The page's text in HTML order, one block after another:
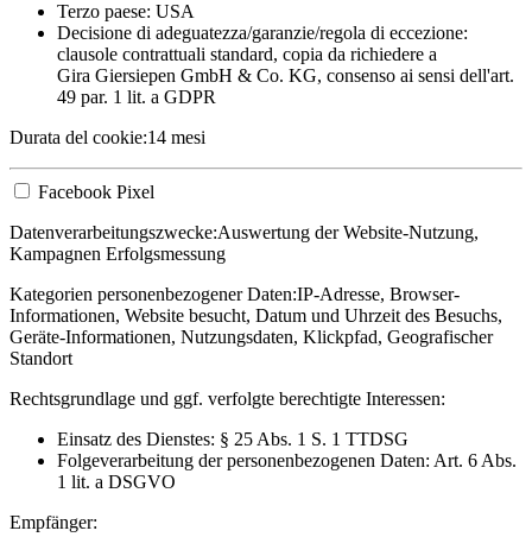
Terzo paese: USA
Decisione di adeguatezza/garanzie/regola di eccezione:
clausole contrattuali standard, copia da richiedere a
Gira Giersiepen GmbH & Co. KG, consenso ai sensi dell'art.
49 par. 1 lit. a GDPR
Durata del cookie:14 mesi
Facebook Pixel
Datenverarbeitungszwecke:Auswertung der Website-Nutzung,
Kampagnen Erfolgsmessung
Kategorien personenbezogener Daten:IP-Adresse, Browser-
Informationen, Website besucht, Datum und Uhrzeit des Besuchs,
Geräte-Informationen, Nutzungsdaten, Klickpfad, Geografischer
Standort
Rechtsgrundlage und ggf. verfolgte berechtigte Interessen:
Einsatz des Dienstes: § 25 Abs. 1 S. 1 TTDSG
Folgeverarbeitung der personenbezogenen Daten: Art. 6 Abs.
1 lit. a DSGVO
Empfänger: